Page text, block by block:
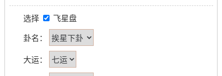
选择 飞星盘
卦名：
大运：